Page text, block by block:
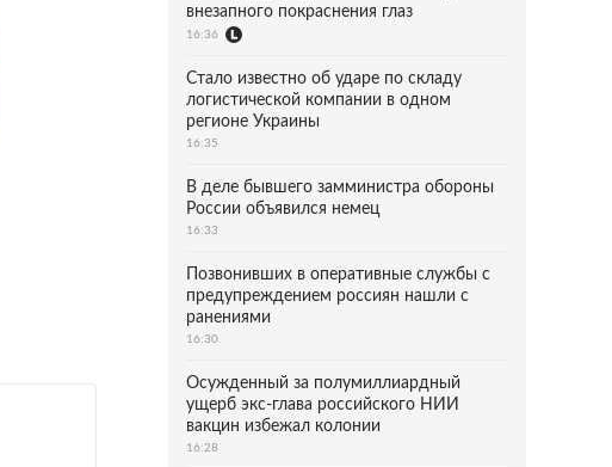
внезапного покраснения глаз
16:36
Стало известно об ударе по складу
логистической компании в одном
регионе Украины
16:35
В деле бывшего замминистра обороны
России объявился немец
16:33
Позвонивших в оперативные службы с
предупреждением россиян нашли с
ранениями
16:30
Осужденный за полумиллиардный
ущерб экс-глава российского НИИ
вакцин избежал колонии
16:28